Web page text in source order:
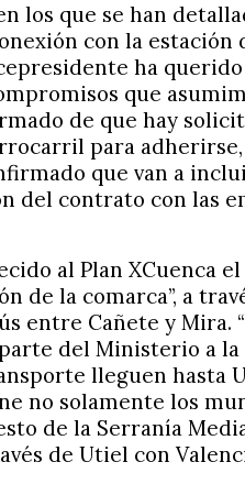
los que se han
con la estación
ha
que
de que hay
para adherirse,
que van a
del contrato con las
al Plan XCuenca
de la comarca”, a
entre Cañete y Mira.
del Ministerio a
lleguen hasta
no solamente los
de la Serranía
de Utiel con